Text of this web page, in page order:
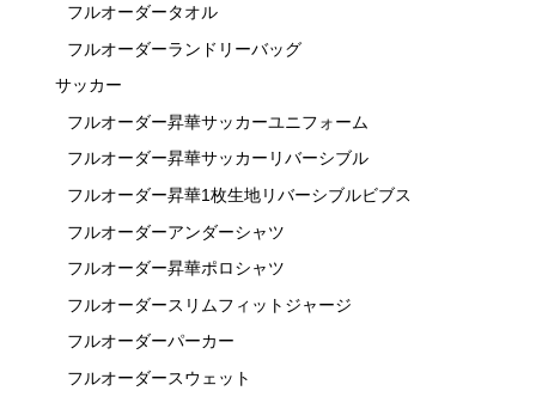
フルオーダータオル
フルオーダーランドリーバッグ
サッカー
フルオーダー昇華サッカーユニフォーム
フルオーダー昇華サッカーリバーシブル
フルオーダー昇華1枚生地リバーシブルビブス
フルオーダーアンダーシャツ
フルオーダー昇華ポロシャツ
フルオーダースリムフィットジャージ
フルオーダーパーカー
フルオーダースウェット